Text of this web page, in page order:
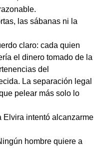
las sábanas ni la
claro: cada quien
el dinero tomado de la
del
La separación legal
pelear más solo lo
intentó alcanzarme
hombre quiere a